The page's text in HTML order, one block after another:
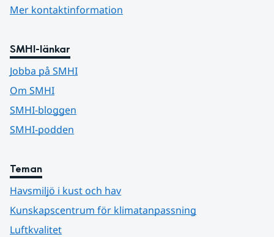
Mer kontaktinformation
SMHI-länkar
Jobba på SMHI
Om SMHI
SMHI-bloggen
SMHI-podden
Teman
Havsmiljö i kust och hav
Kunskapscentrum för klimatanpassning
Luftkvalitet